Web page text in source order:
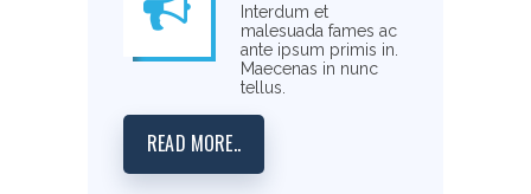
Interdum et
malesuada fames ac
ante ipsum primis in.
Maecenas in nunc
tellus.
READ MORE..